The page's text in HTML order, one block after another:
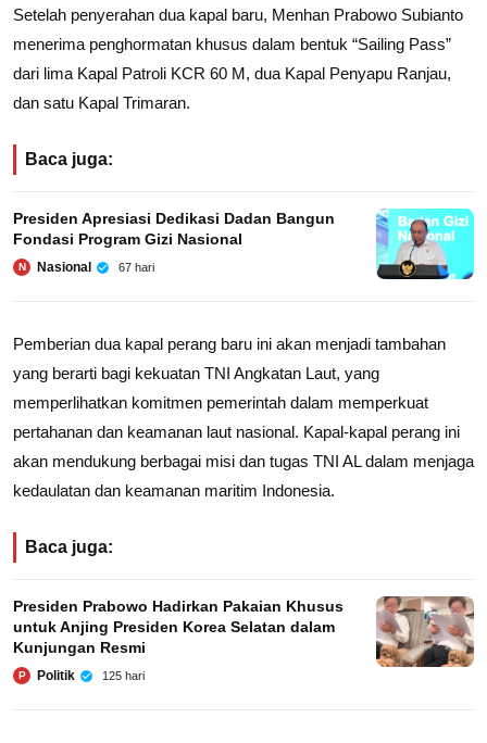
Setelah penyerahan dua kapal baru, Menhan Prabowo Subianto
menerima penghormatan khusus dalam bentuk “Sailing Pass”
dari lima Kapal Patroli KCR 60 M, dua Kapal Penyapu Ranjau,
dan satu Kapal Trimaran.
Baca juga:
Presiden Apresiasi Dedikasi Dadan Bangun
Fondasi Program Gizi Nasional
N Nasional 67 hari
Pemberian dua kapal perang baru ini akan menjadi tambahan
yang berarti bagi kekuatan TNI Angkatan Laut, yang
memperlihatkan komitmen pemerintah dalam memperkuat
pertahanan dan keamanan laut nasional. Kapal-kapal perang ini
akan mendukung berbagai misi dan tugas TNI AL dalam menjaga
kedaulatan dan keamanan maritim Indonesia.
Baca juga:
Presiden Prabowo Hadirkan Pakaian Khusus
untuk Anjing Presiden Korea Selatan dalam
Kunjungan Resmi
P Politik 125 hari